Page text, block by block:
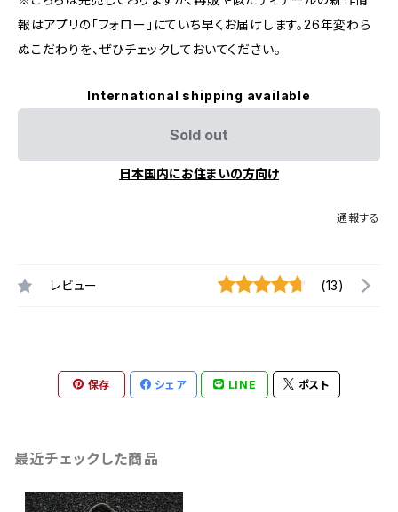
報はアプリの「フォロー」にていち早くお届けします。26年変わら
ぬこだわりを、ぜひチェックしておいてください。
International shipping available
Sold out
日本国内にお住まいの方向け
通報する
レビュー (13)
保存 シェア LINE ポスト
最近チェックした商品